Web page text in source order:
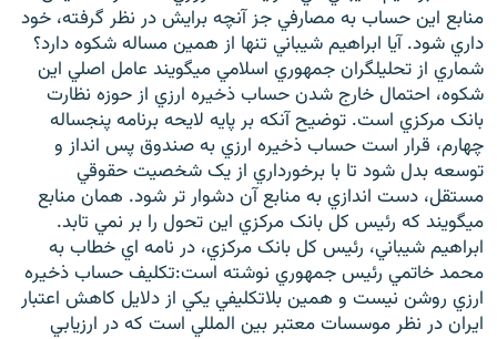
منابع اين حساب به مصارفي جز آنچه برايش در نظر گرفته، خود
داري شود. آيا ابراهيم شيباني تنها از همين مساله شکوه دارد؟
شماري از تحليلگران جمهوري اسلامي ميگويند عامل اصلي اين
شکوه، احتمال خارج شدن حساب ذخيره ارزي از حوزه نظارت
بانک مرکزي است. توضيح آنکه بر پايه لايحه برنامه پنجساله
چهارم، قرار است حساب ذخيره ارزي به صندوق پس انداز و
توسعه بدل شود تا با برخورداري از يک شخصيت حقوقي
مستقل، دست اندازي به منابع آن دشوار تر شود. همان منابع
ميگويند که رئيس کل بانک مرکزي اين تحول را بر نمي تابد.
ابراهيم شيباني، رئيس کل بانک مرکزي، در نامه اي خطاب به
محمد خاتمي رئيس جمهوري نوشته است:تکليف حساب ذخيره
ارزي روشن نيست و همين بلاتکليفي يکي از دلايل کاهش اعتبار
ايران در نظر موسسات معتبر بين المللي است که در ارزيابي